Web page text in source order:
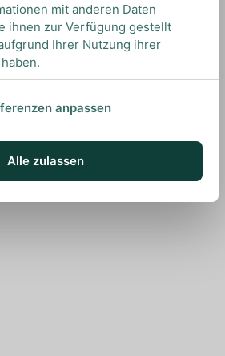
mit anderen Daten
ihnen zur Verfügung gestellt
Ihrer Nutzung ihrer
anpassen
Alle zulassen